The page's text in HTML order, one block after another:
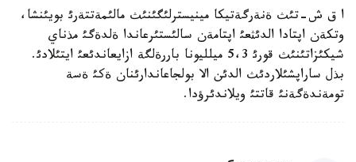
ا ق ش-تئث ةنةرگةتيكا مينيسترلئگئنئث مالئمةتتةرئ بويئنشا،
وتكةن اپتادا الدئثعئ اپتامةن سالئستئرعاندا ةلدةگئ مذناي
شيكئزاتئنئث قورئ 5،3 ميلليونا باررةلگة ازايعاندئعئ ايتئلادئ.
بذل ساراپشئلاردئث الدئن الا بولجاعاندارئنان ةكئ ةسة
تومةندةگةنئ قاتتئ ويلاندئرؤدا.